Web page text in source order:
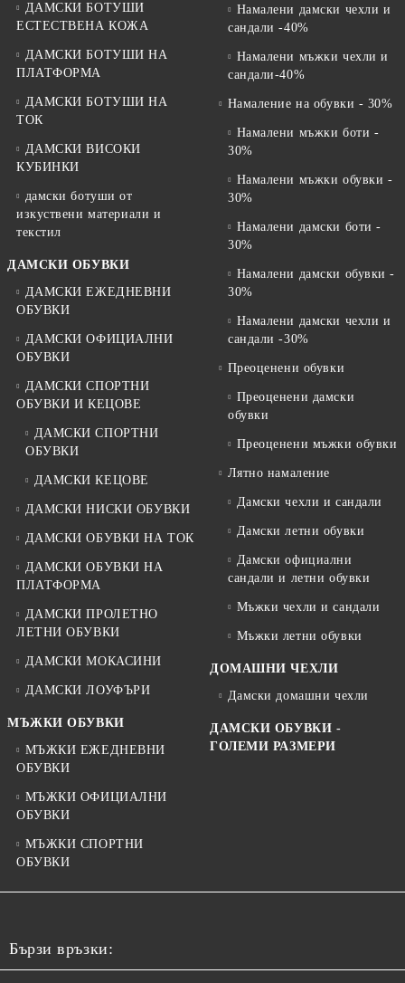
ДАМСКИ БОТУШИ
ЕСТЕСТВЕНА КОЖА
ДАМСКИ БОТУШИ НА
ПЛАТФОРМА
ДАМСКИ БОТУШИ НА
ТОК
ДАМСКИ ВИСОКИ
КУБИНКИ
дамски ботуши от
изкуствени материали и
текстил
ДАМСКИ ОБУВКИ
ДАМСКИ ЕЖЕДНЕВНИ
ОБУВКИ
ДАМСКИ ОФИЦИАЛНИ
ОБУВКИ
ДАМСКИ СПОРТНИ
ОБУВКИ И КЕЦОВЕ
ДАМСКИ СПОРТНИ
ОБУВКИ
ДАМСКИ КЕЦОВЕ
ДАМСКИ НИСКИ ОБУВКИ
ДАМСКИ ОБУВКИ НА ТОК
ДАМСКИ ОБУВКИ НА
ПЛАТФОРМА
ДАМСКИ ПРОЛЕТНО
ЛЕТНИ ОБУВКИ
ДАМСКИ МОКАСИНИ
ДАМСКИ ЛОУФЪРИ
МЪЖКИ ОБУВКИ
МЪЖКИ ЕЖЕДНЕВНИ
ОБУВКИ
МЪЖКИ ОФИЦИАЛНИ
ОБУВКИ
МЪЖКИ СПОРТНИ
ОБУВКИ
Намалени дамски чехли и
сандали -40%
Намалени мъжки чехли и
сандали-40%
Намаление на обувки - 30%
Намалени мъжки боти -
30%
Намалени мъжки обувки -
30%
Намалени дамски боти -
30%
Намалени дамски обувки -
30%
Намалени дамски чехли и
сандали -30%
Преоценени обувки
Преоценени дамски
обувки
Преоценени мъжки обувки
Лятно намаление
Дамски чехли и сандали
Дамски летни обувки
Дамски официални
сандали и летни обувки
Мъжки чехли и сандали
Мъжки летни обувки
ДОМАШНИ ЧЕХЛИ
Дамски домашни чехли
ДАМСКИ ОБУВКИ -
ГОЛЕМИ РАЗМЕРИ
Бързи връзки: